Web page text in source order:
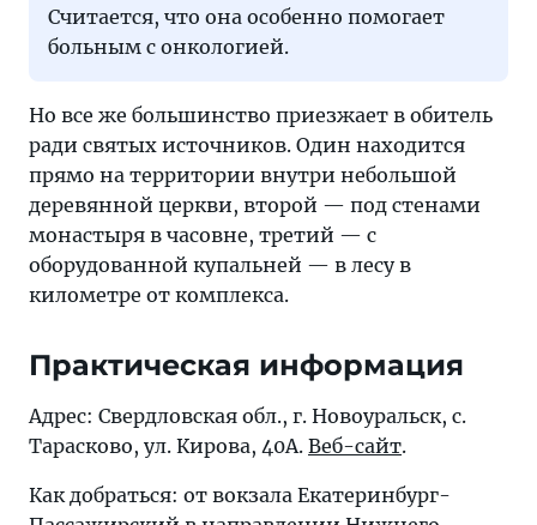
Считается, что она особенно помогает
больным с онкологией.
Но все же большинство приезжает в обитель
ради святых источников. Один находится
прямо на территории внутри небольшой
деревянной церкви, второй — под стенами
монастыря в часовне, третий — с
оборудованной купальней — в лесу в
километре от комплекса.
Практическая информация
Адрес: Свердловская обл., г. Новоуральск, с.
Тарасково, ул. Кирова, 40А. Веб-сайт.
Как добраться: от вокзала Екатеринбург-